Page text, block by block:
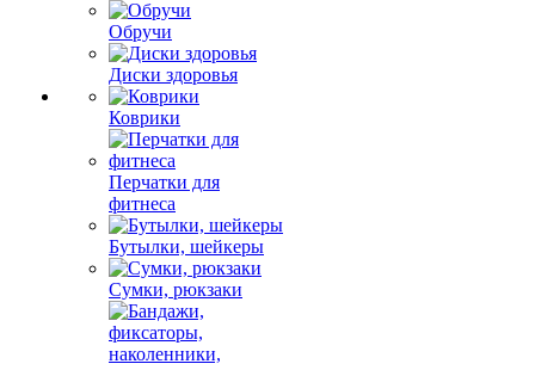
Обручи
Диски здоровья
Коврики
Перчатки для
фитнеса
Бутылки, шейкеры
Сумки, рюкзаки